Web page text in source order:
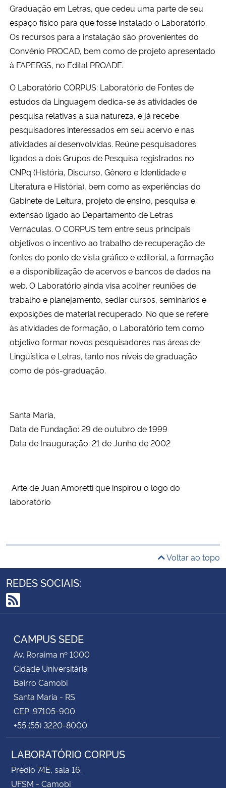
Graduação em Letras, que cedeu uma parte de seu
espaço físico para que fosse instalado o Laboratório.
Os recursos para a instalação são provenientes do
Convênio PROCAD, bem como de projeto apresentado
à FAPERGS, no Edital PROADE.
O Laboratório CORPUS: Laboratório de Fontes de
estudos da Linguagem dedica-se às atividades de
pesquisa relativas a sua natureza, e já recebe
pesquisadores interessados em seu acervo e nas
atividades aí desenvolvidas. Reúne pesquisadores
ligados a dois Grupos de Pesquisa registrados no
CNPq (História, Discurso, Gênero e Identidade e
Literatura e História), bem como as experiências do
Gabinete de Leitura, projeto de ensino, pesquisa e
extensão ligado ao Departamento de Letras
Vernáculas. O CORPUS tem entre seus principais
objetivos o incentivo ao trabalho de recuperação de
fontes do ponto de vista gráfico e editorial, a formação
e a disponibilização de acervos e bancos de dados na
web. O Laboratório ainda visa acolher reuniões de
trabalho e planejamento, sediar cursos, seminários e
exposições de material recuperado. No que se refere
às atividades de formação, o Laboratório tem como
objetivo formar novos pesquisadores nas áreas de
Lingüística e Letras, tanto nos níveis de graduação
como de pós-graduação.
Santa Maria,
Data de Fundação: 29 de outubro de 1999
Data de Inauguração: 21 de Junho de 2002
Arte de Juan Amoretti que inspirou o logo do
laboratório
Voltar ao topo
REDES SOCIAIS:
RSS
CAMPUS SEDE
Av. Roraima nº 1000
Cidade Universitária
Bairro Camobi
Santa Maria - RS
CEP: 97105-900
+55 (55) 3220-8000
LABORATÓRIO CORPUS
Prédio 74E, sala 16.
UFSM - Camobi